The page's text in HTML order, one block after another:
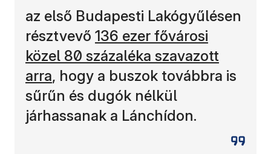
az első Budapesti Lakógyűlésen
résztvevő (új ablakban nyílik meg)
136 ezer fővárosi
közel 80 százaléka szavazott
arra, hogy a buszok továbbra is
sűrűn és dugók nélkül
járhassanak a Lánchídon.